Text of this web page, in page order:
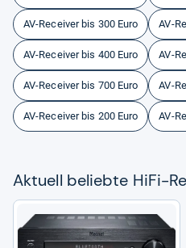
AV-Receiver bis 300 Euro AV-
AV-Receiver bis 400 Euro AV-
AV-Receiver bis 700 Euro AV-
AV-Receiver bis 200 Euro AV-
Aktu­ell beliebte HiFi-​